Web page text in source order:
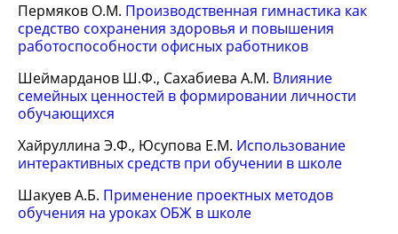
Пермяков О.М. Производственная гимнастика как
средство сохранения здоровья и повышения
работоспособности офисных работников
Шеймарданов Ш.Ф., Сахабиева А.М. Влияние
семейных ценностей в формировании личности
обучающихся
Хайруллина Э.Ф., Юсупова Е.М. Использование
интерактивных средств при обучении в школе
Шакуев А.Б. Применение проектных методов
обучения на уроках ОБЖ в школе